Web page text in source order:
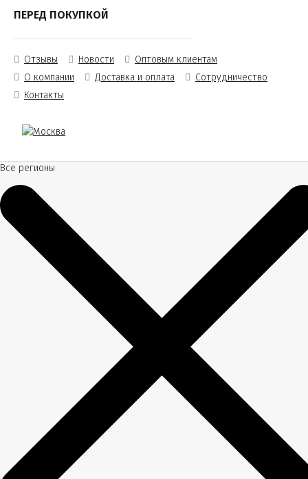
ПЕРЕД ПОКУПКОЙ
Отзывы Новости
Оптовым клиентам
О компании
Доставка и оплата
Сотрудничество
Контакты
Все регионы